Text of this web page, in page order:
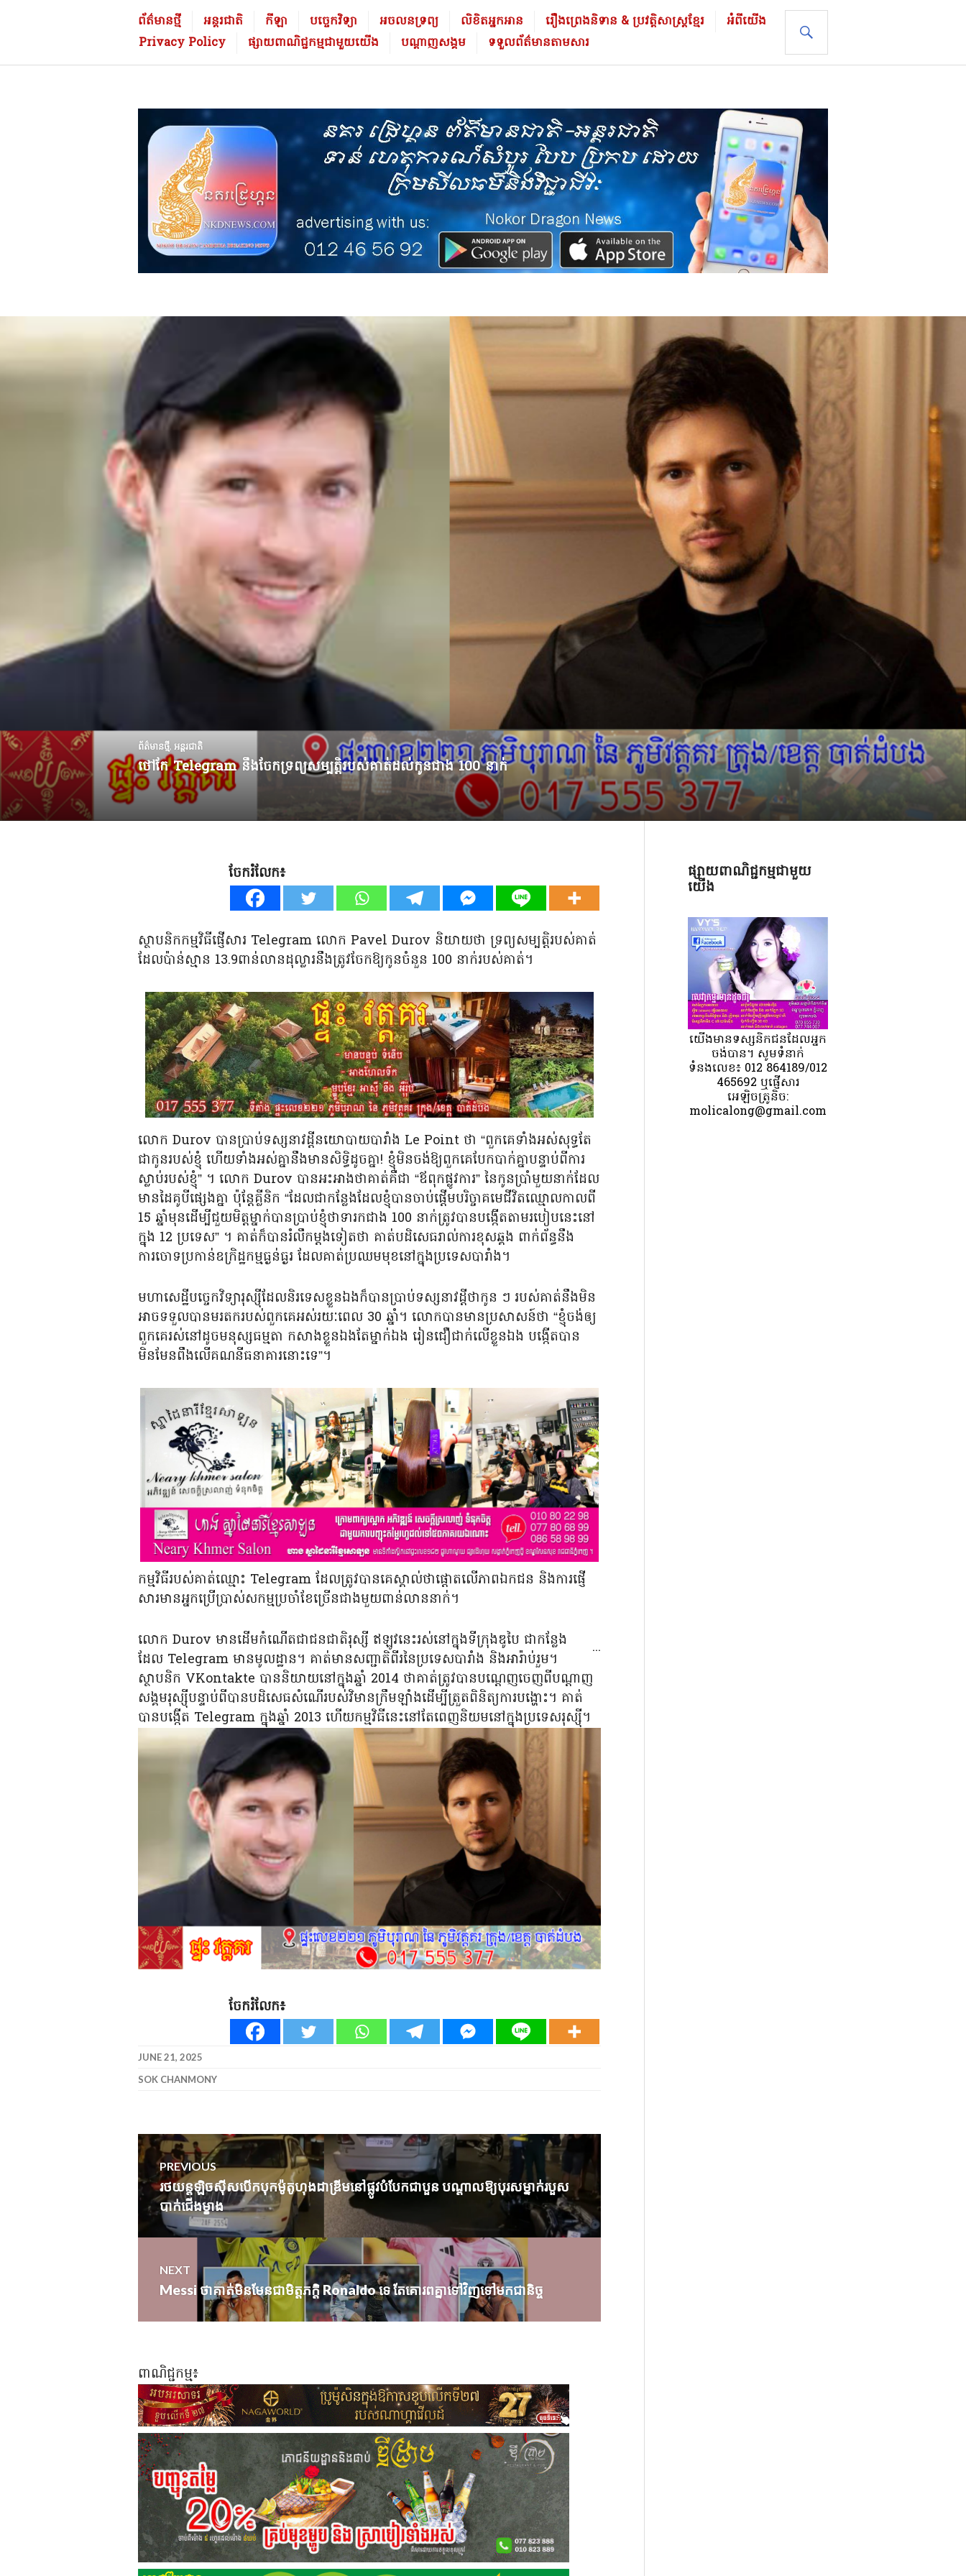
នគ
រដ្
រេ
ន
ព័ត៌មានថ្មី អន្តរជាតិ កីឡា បច្ចេកវិទ្យា អចលនទ្រព្យ លិខិត​អ្នក​អាន រឿងព្រេងនិទាន & ប្រវត្ដិសាស្រ្ដខ្មែរ
អំពីយើង
Privacy Policy
ផ្សាយពាណិជ្ជកម្មជាមួយយើង បណ្ដាញសង្គម ទទួលព័ត៌មានតាមសារ
ព័ត៌មានថ្មី, អន្តរជាតិ
ថៅកែ Telegram នឹងចែកទ្រព្យសម្បត្តិរបស់គាត់ដល់កូនជាង 100 នាក់
ចែករំលែក៖
ស្ថាបនិកកម្មវិធីផ្ញើសារ Telegram លោក Pavel Durov និយាយថា ទ្រព្យសម្បត្តិរបស់គាត់
ដែលប៉ាន់ស្មាន 13.9ពាន់លានដុល្លារនឹងត្រូវចែកឱ្យកូនចំនួន 100 នាក់របស់គាត់។
លោក Durov បានប្រាប់ទស្សនាវដ្តីនយោបាយបារាំង Le Point ថា “ពួកគេទាំងអស់សុទ្ធតែ
ជាកូនរបស់ខ្ញុំ ហើយទាំងអស់គ្នានឹងមានសិទ្ធិដូចគ្នា! ខ្ញុំមិនចង់ឱ្យពួកគេបែកបាក់គ្នាបន្ទាប់ពីការ
ស្លាប់របស់ខ្ញុំ” ។ លោក Durov បានអះអាងថាគាត់គឺជា “ឪពុកផ្លូវការ” នៃកូនប្រាំមួយនាក់ដែល
មានដៃគូបីផ្សេងគ្នា ប៉ុន្តែគ្លីនិក “ដែលជាកន្លែងដែលខ្ញុំបានចាប់ផ្តើមបរិច្ចាគមេជីវិតឈ្មោលកាលពី
15 ឆ្នាំមុនដើម្បីជួយមិត្តម្នាក់បានប្រាប់ខ្ញុំថាទារកជាង 100 នាក់ត្រូវបានបង្កើតតាមរបៀបនេះនៅ
ក្នុង 12 ប្រទេស” ។ គាត់ក៏បានរំលឹកម្តងទៀតថា គាត់បដិសេធរាល់ការខុសឆ្គង ពាក់ព័ន្ធនឹង
ការចោទប្រកាន់ឧក្រិដ្ឋកម្មធ្ងន់ធ្ងរ ដែលគាត់ប្រឈមមុខនៅក្នុងប្រទេសបារាំង។
មហាសេដ្ឋីបច្ចេកវិទ្យារុស្ស៊ីដែលនិរទេសខ្លួនឯងក៏បានប្រាប់ទស្សនាវដ្តីថាកូន ៗ របស់គាត់នឹងមិន
អាចទទួលបានមរតករបស់ពួកគេអស់រយៈពេល 30 ឆ្នាំ។ លោកបានមានប្រសាសន៍ថា “ខ្ញុំចង់ឲ្យ
ពួកគេរស់នៅដូចមនុស្សធម្មតា កសាងខ្លួនឯងតែម្នាក់ឯង រៀនជឿជាក់លើខ្លួនឯង បង្កើតបាន
មិនមែនពឹងលើគណនីធនាគារនោះទេ”។
កម្មវិធីរបស់គាត់ឈ្មោះ Telegram ដែលត្រូវបានគេស្គាល់ថាផ្តោតលើភាពឯកជន និងការផ្ញើ
សារមានអ្នកប្រើប្រាស់សកម្មប្រចាំខែច្រើនជាងមួយពាន់លាននាក់។
...
លោក Durov មានដើមកំណើតជាជនជាតិរុស្សី ឥឡូវនេះរស់នៅក្នុងទីក្រុងឌូបៃ ជាកន្លែង
ដែល Telegram មានមូលដ្ឋាន។ គាត់មានសញ្ជាតិពីរនៃប្រទេសបារាំង និងអារ៉ាប់រួម។
ស្ថាបនិក VKontakte បាននិយាយនៅក្នុងឆ្នាំ 2014 ថាគាត់ត្រូវបានបណ្តេញចេញពីបណ្តាញ
សង្គមរុស្ស៊ីបន្ទាប់ពីបានបដិសេធសំណើរបស់វិមានក្រឹមឡាំងដើម្បីត្រួតពិនិត្យការបង្ហោះ។ គាត់
បានបង្កើត Telegram ក្នុងឆ្នាំ 2013 ហើយកម្មវិធីនេះនៅតែពេញនិយមនៅក្នុងប្រទេសរុស្ស៊ី។
ចែករំលែក៖
JUNE 21, 2025
SOK CHANMONY
Post
navigation
PREVIOUS
Previous
post:
រថយន្ត​ឡិចស៊ីស​បេីក​បុក​ម៉ូតូ​ហុងដា​ឌ្រីម​នៅ​ផ្លូវ​បំបែក​ជាបួន​ បណ្ដាល​ឱ្យបុរស​ម្នាក់​របួស​
បាក់​ជើង​ម្ខាង​
NEXT
Next
Messi ថាគាត់មិនមែនជាមិត្តភក្តិ Ronaldo ទេ តែគោរពគ្នាទៅវិញទៅមកជានិច្ច
ពាណិជ្ជកម្ម៖
ផ្សាយពាណិជ្ជកម្មជាមួយ
យើង
យេីងមានទស្សនិកជនដែលអ្នក
ចង់បាន។ សូមទំនាក់
ទំនងលេខ៖ 012 864189/012
465692 ឬផ្ញើសារ
អេឡិចត្រូនិច:
molicalong@gmail.com